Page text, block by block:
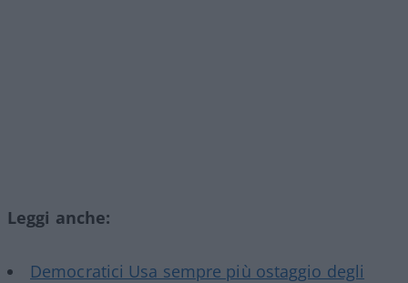
Leggi anche:
Democratici Usa sempre più ostaggio degli